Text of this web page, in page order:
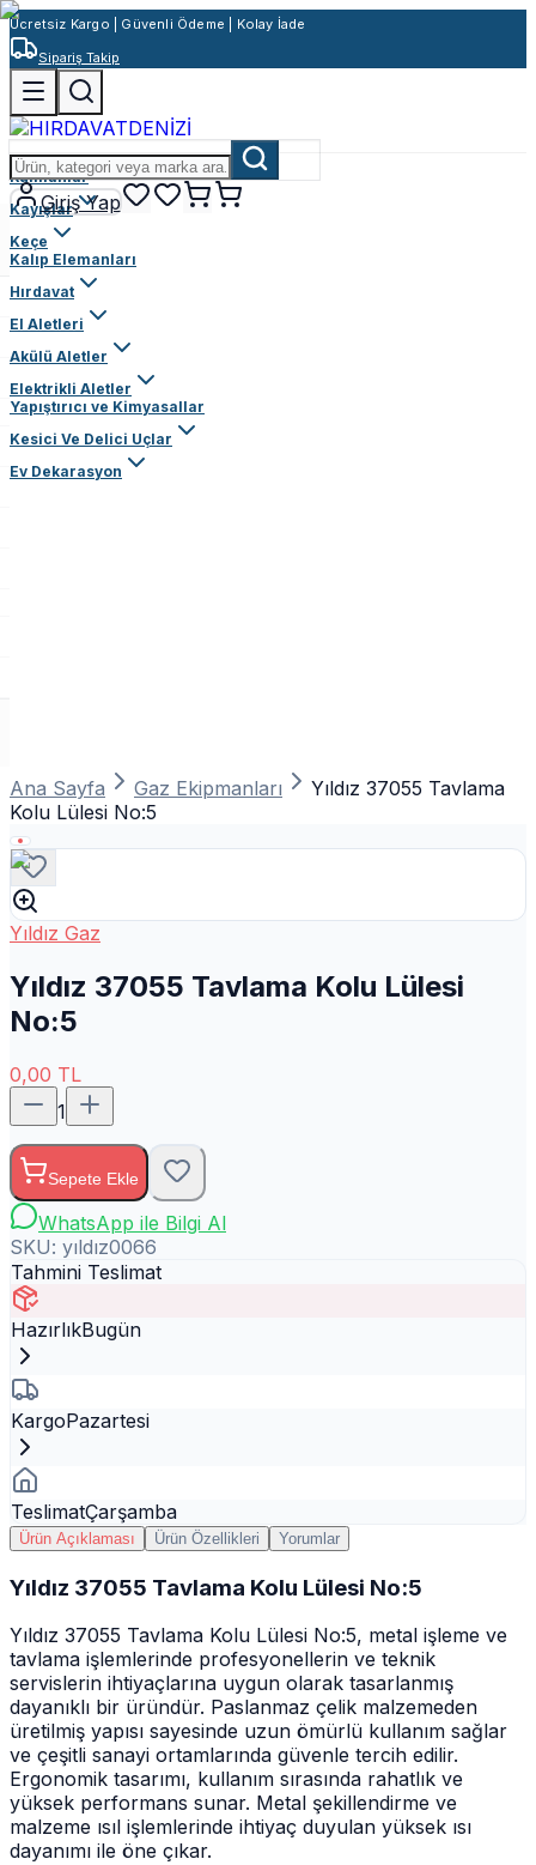
Ücretsiz Kargo | Güvenli Ödeme | Kolay İade
Sipariş Takip
Giriş Yap
Rulmanlar
Kayışlar
Keçe
Kalıp Elemanları
Hırdavat
El Aletleri
Akülü Aletler
Elektrikli Aletler
Yapıştırıcı ve Kimyasallar
Kesici Ve Delici Uçlar
Ev Dekarasyon
Ana Sayfa Gaz Ekipmanları
Yıldız 37055 Tavlama
Kolu Lülesi No:5
Yıldız Gaz
Yıldız 37055 Tavlama Kolu Lülesi
No:5
0,00 TL
1
Sepete Ekle
WhatsApp ile Bilgi Al
SKU: yıldız0066
Tahmini Teslimat
HazırlıkBugün
KargoPazartesi
TeslimatÇarşamba
Ürün Açıklaması Ürün Özellikleri Yorumlar
Yıldız 37055 Tavlama Kolu Lülesi No:5
Yıldız 37055 Tavlama Kolu Lülesi No:5, metal işleme ve
tavlama işlemlerinde profesyonellerin ve teknik
servislerin ihtiyaçlarına uygun olarak tasarlanmış
dayanıklı bir üründür. Paslanmaz çelik malzemeden
üretilmiş yapısı sayesinde uzun ömürlü kullanım sağlar
ve çeşitli sanayi ortamlarında güvenle tercih edilir.
Ergonomik tasarımı, kullanım sırasında rahatlık ve
yüksek performans sunar. Metal şekillendirme ve
malzeme ısıl işlemlerinde ihtiyaç duyulan yüksek ısı
dayanımı ile öne çıkar.